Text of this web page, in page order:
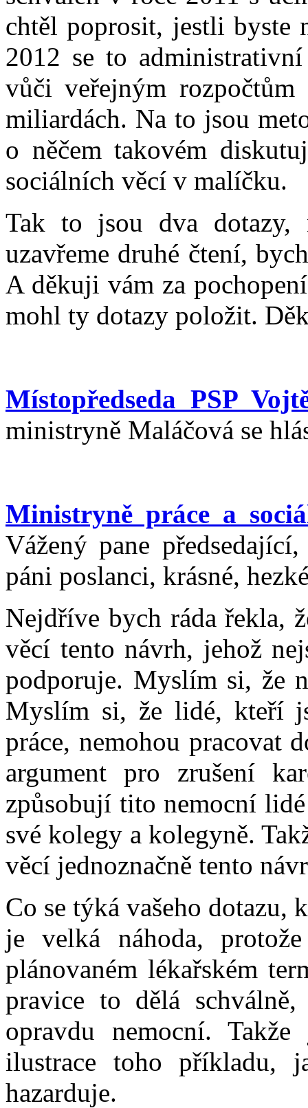
chtěl poprosit, jestli byste
2012 se to
vůči veřejným
miliardách. Na to jsou
o něčem takovém
sociálních věcí v malíčku.
Tak to jsou dva dotazy,
uzavřeme druhé čtení,
A děkuji vám za
mohl ty dotazy položit.
Místopředseda PSP
ministryně Maláčová se
Ministryně práce a
Vážený pane
páni poslanci, krásné,
Nejdříve bych ráda řekla,
věcí tento návrh, jehož
podporuje. Myslím si, že
Myslím si, že lidé, kteří
práce, nemohou pracovat
argument pro zrušení
způsobují tito nemocní
své kolegy a kolegyně.
věcí jednoznačně tento
Co se týká vašeho dotazu,
je velká náhoda,
plánovaném lékařském
pravice to dělá
opravdu nemocní.
ilustrace toho příkladu,
hazarduje.